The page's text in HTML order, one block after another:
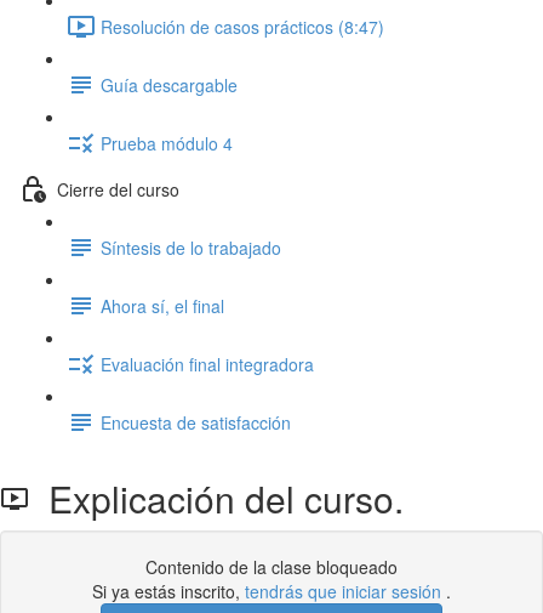
Resolución de casos prácticos (8:47)
Guía descargable
Prueba módulo 4
Cierre del curso
Síntesis de lo trabajado
Ahora sí, el final
Evaluación final integradora
Encuesta de satisfacción
Explicación del curso.
Contenido de la clase bloqueado
Si ya estás inscrito, tendrás que iniciar sesión .